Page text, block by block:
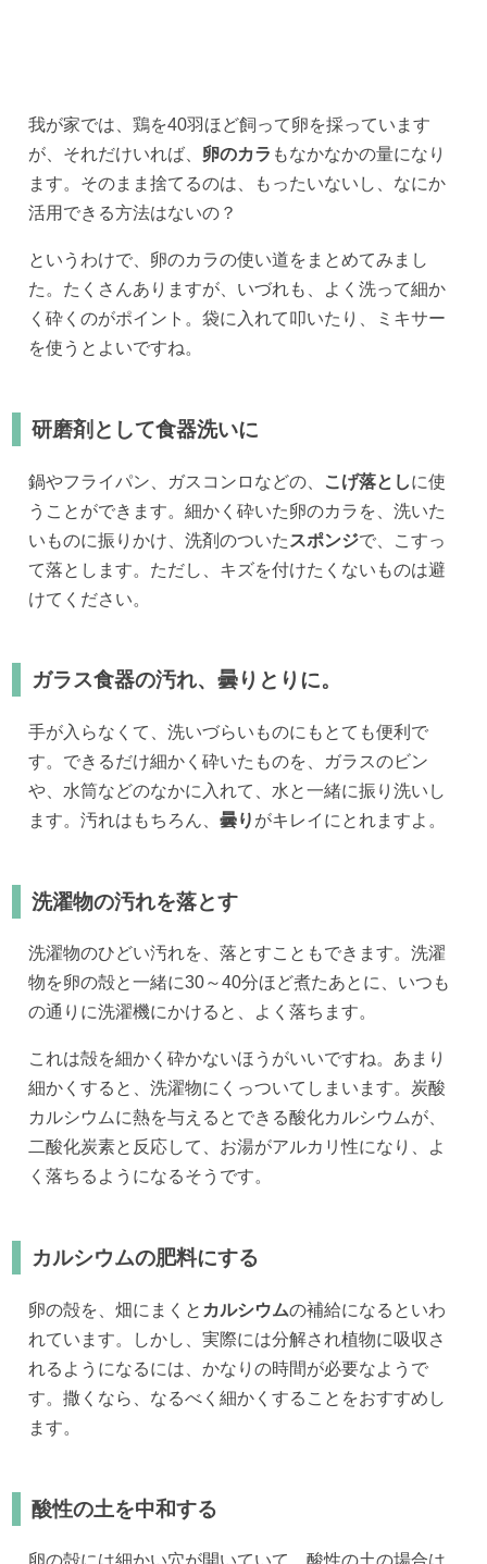
我が家では、鶏を40羽ほど飼って卵を採っています
が、それだけいれば、 卵のカラ もなかなかの量になり
ます。そのまま捨てるのは、もったいないし、なにか
活用できる方法はないの？
というわけで、卵のカラの使い道をまとめてみまし
た。たくさんありますが、いづれも、よく洗って細か
く砕くのがポイント。袋に入れて叩いたり、ミキサー
を使うとよいですね。
研磨剤として食器洗いに
鍋やフライパン、ガスコンロなどの、 こげ落としに使
うことができます。細かく砕いた卵のカラを、洗いた
いものに振りかけ、洗剤のついた スポンジで、こすっ
て落とします。ただし、キズを付けたくないものは避
けてください。
ガラス食器の汚れ、曇りとりに。
手が入らなくて、洗いづらいものにもとても便利で
す。できるだけ細かく砕いたものを、ガラスのビン
や、水筒などのなかに入れて、水と一緒に振り洗いし
ます。汚れはもちろん、 曇り がキレイにとれますよ。
洗濯物の汚れを落とす
洗濯物のひどい汚れを、落とすこともできます。洗濯
物を卵の殻と一緒に30～40分ほど煮たあとに、いつも
の通りに洗濯機にかけると、よく落ちます。
これは殻を細かく砕かないほうがいいですね。あまり
細かくすると、洗濯物にくっついてしまいます。炭酸
カルシウムに熱を与えるとできる酸化カルシウムが、
二酸化炭素と反応して、お湯がアルカリ性になり、よ
く落ちるようになるそうです。
カルシウムの肥料にする
卵の殻を、畑にまくと カルシウムの補給になるといわ
れています。しかし、実際には分解され植物に吸収さ
れるようになるには、かなりの時間が必要なようで
す。撒くなら、なるべく細かくすることをおすすめし
ます。
酸性の土を中和する